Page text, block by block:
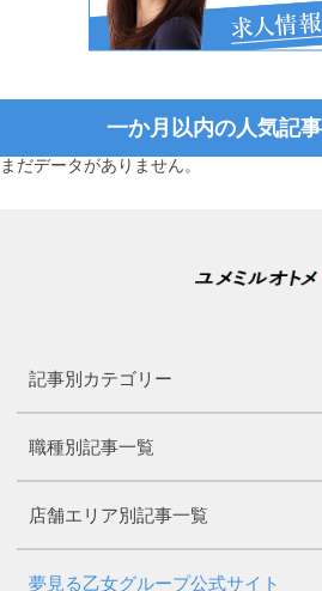
一か月以内の人気記
まだデータがありません。
記事別カテゴリー
職種別記事一覧
店舗エリア別記事一覧
夢見る乙女グループ公式サイト